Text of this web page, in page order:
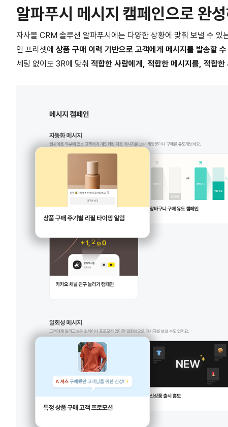
알파푸시 메시지 캠페인으로 완
자사몰 CRM 솔루션 알파푸시에는 다양한 상황에 맞춰 보낼 수 있
인 프리셋에 상품 구매 이력 기반으로 고객에게 메시지를 발송할
세팅 없이도 3R에 맞춰 적합한 사람에게, 적합한 메시지를, 적합한